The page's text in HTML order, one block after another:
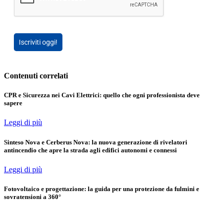
Iscriviti oggi!
Contenuti correlati
CPR e Sicurezza nei Cavi Elettrici: quello che ogni professionista deve
sapere
Leggi di più
Sinteso Nova e Cerberus Nova: la nuova generazione di rivelatori
antincendio che apre la strada agli edifici autonomi e connessi
Leggi di più
Fotovoltaico e progettazione: la guida per una protezione da fulmini e
sovratensioni a 360°